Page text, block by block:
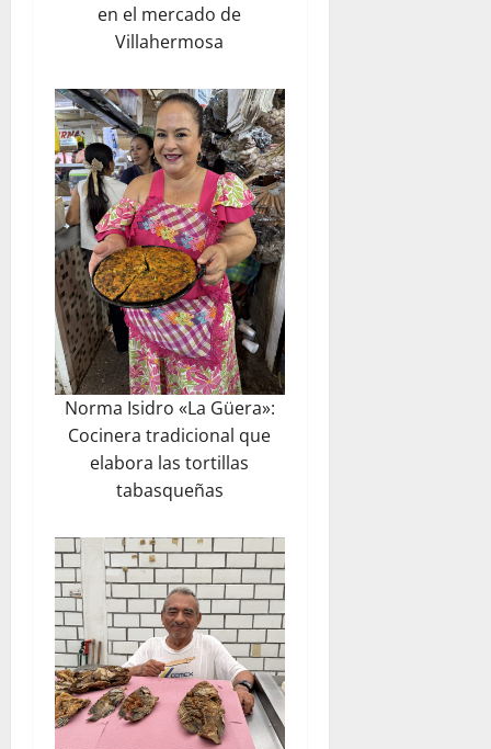
en el mercado de
Villahermosa
Norma Isidro «La Güera»:
Cocinera tradicional que
elabora las tortillas
tabasqueñas